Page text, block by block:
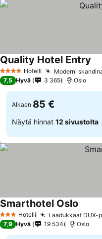
4 Tähtiluokitus
Hotelli Moderni
Quality Hotel Entry
7,5 Hyvä 3 365 Oslo
Alkaen 85 €
Näytä hinnat 12 sivustolta
3 Tähtiluokitus
Hotelli Laadukkaat DUX-
Smarthotel Oslo
7,9 Hyvä 19 534 Oslo